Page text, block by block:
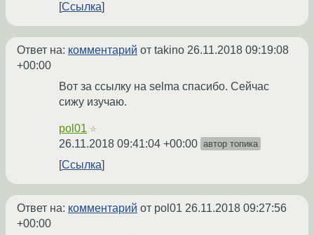
Ссылка
Ответ на: комментарий от takino 26.11.2018 09:19:08
+00:00
Вот за ссылку на selma спасибо. Сейчас
сижу изучаю.
pol01 ☆
26.11.2018 09:41:04 +00:00 автор топика
Ссылка
Ответ на: комментарий от pol01 26.11.2018 09:27:56
+00:00